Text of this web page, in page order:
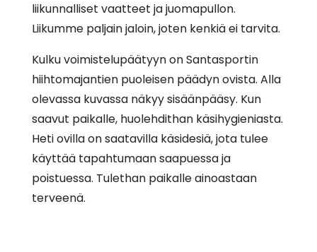
liikunnalliset vaatteet ja juomapullon.
Liikumme paljain jaloin, joten kenkiä ei tarvita.
Kulku voimistelupäätyyn on Santasportin
hiihtomajantien puoleisen päädyn ovista. Alla
olevassa kuvassa näkyy sisäänpääsy. Kun
saavut paikalle, huolehdithan käsihygieniasta.
Heti ovilla on saatavilla käsidesiä, jota tulee
käyttää tapahtumaan saapuessa ja
poistuessa. Tulethan paikalle ainoastaan
terveenä.